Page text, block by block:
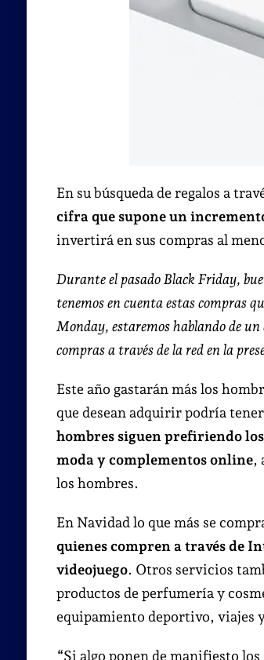
En su búsqueda de regalos a
cifra que supone un
invertirá en sus compras al
Durante el pasado Black Friday,
tenemos en cuenta estas compras
Monday, estaremos hablando de
compras a través de la red en la
Este año gastarán más los
que desean adquirir podría
hombres siguen prefiriendo
moda y complementos online,
los hombres.
En Navidad lo que más se
quienes compren a través de
videojuego. Otros servicios
productos de perfumería y
equipamiento deportivo, viajes
“Si algo ponen de manifiesto los